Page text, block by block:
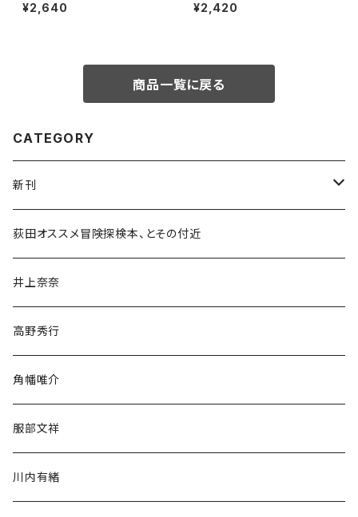
¥2,640 ¥2,420
商品一覧に戻る
CATEGORY
新刊
和書
文学・小説・物語
随筆・ノンフィクション・その他
荻田オススメ冒険探検本、とその付近
井上奈奈
高野秀行
角幡唯介
服部文祥
川内有緒